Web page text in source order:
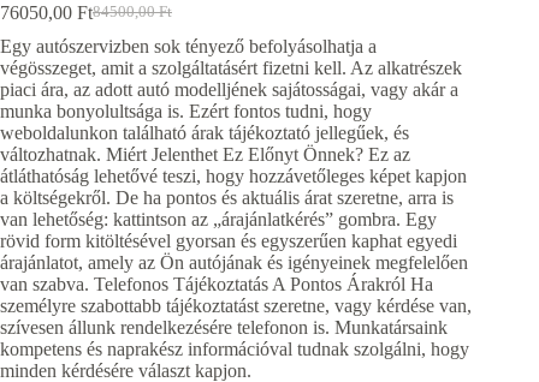
84500,00Ft
Original
price
was:
84500,00 Ft.
76050,00 FtCurrent
price
is:
76050,00 Ft.
Egy autószervizben sok tényező befolyásolhatja a
végösszeget, amit a szolgáltatásért fizetni kell. Az alkatrészek
piaci ára, az adott autó modelljének sajátosságai, vagy akár a
munka bonyolultsága is. Ezért fontos tudni, hogy
weboldalunkon található árak tájékoztató jellegűek, és
változhatnak. Miért Jelenthet Ez Előnyt Önnek? Ez az
átláthatóság lehetővé teszi, hogy hozzávetőleges képet kapjon
a költségekről. De ha pontos és aktuális árat szeretne, arra is
van lehetőség: kattintson az „árajánlatkérés” gombra. Egy
rövid form kitöltésével gyorsan és egyszerűen kaphat egyedi
árajánlatot, amely az Ön autójának és igényeinek megfelelően
van szabva. Telefonos Tájékoztatás A Pontos Árakról Ha
személyre szabottabb tájékoztatást szeretne, vagy kérdése van,
szívesen állunk rendelkezésére telefonon is. Munkatársaink
kompetens és naprakész információval tudnak szolgálni, hogy
minden kérdésére választ kapjon.